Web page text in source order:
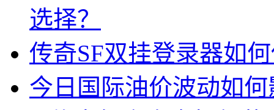
选择？
传奇SF双挂登录器如
今日国际油价波动如